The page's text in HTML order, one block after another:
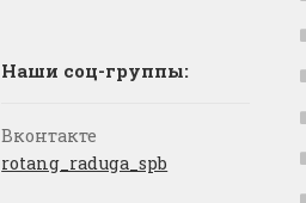
Наши соц-группы:
Вконтакте
rotang_raduga_spb